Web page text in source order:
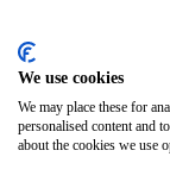
Mitteilungen
2026
2025
2024
We use cookies
We may place these for
personalised content and
about the cookies we use